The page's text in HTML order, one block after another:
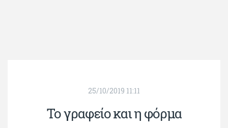
25/10/2019 11:11
Το γραφείο και η φόρμα